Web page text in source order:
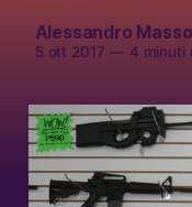
Alessandro
5 ott 2017 —4 minuti